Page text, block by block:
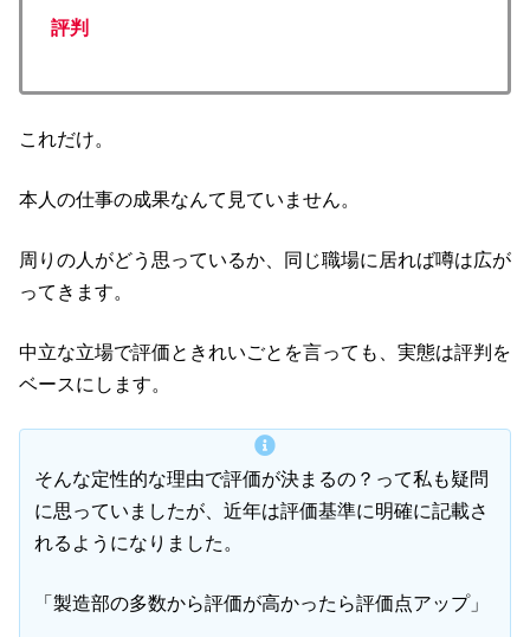
評判
これだけ。
本人の仕事の成果なんて見ていません。
周りの人がどう思っているか、同じ職場に居れば噂は広が
ってきます。
中立な立場で評価ときれいごとを言っても、実態は評判を
ベースにします。
そんな定性的な理由で評価が決まるの？って私も疑問
に思っていましたが、近年は評価基準に明確に記載さ
れるようになりました。
「製造部の多数から評価が高かったら評価点アップ」